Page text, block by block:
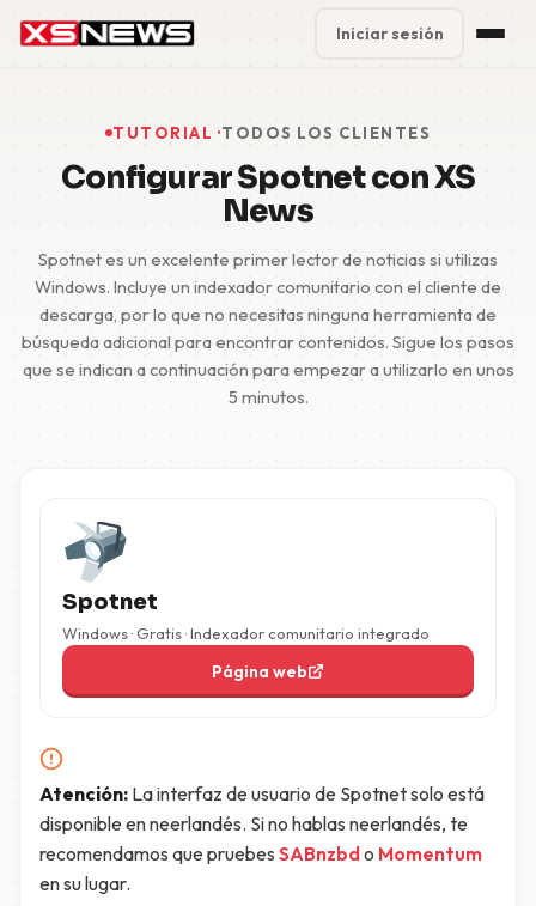
Block Accounts
Contact
FAQ
Iniciar sesión
TUTORIAL ·TODOS LOS CLIENTES
Configurar Spotnet con XS
News
Spotnet es un excelente primer lector de noticias si utilizas
Windows. Incluye un indexador comunitario con el cliente de
descarga, por lo que no necesitas ninguna herramienta de
búsqueda adicional para encontrar contenidos. Sigue los pasos
que se indican a continuación para empezar a utilizarlo en unos
5 minutos.
Spotnet
Windows · Gratis · Indexador comunitario integrado
Página web
Atención: La interfaz de usuario de Spotnet solo está
disponible en neerlandés. Si no hablas neerlandés, te
recomendamos que pruebes SABnzbdo Momentum
en su lugar.